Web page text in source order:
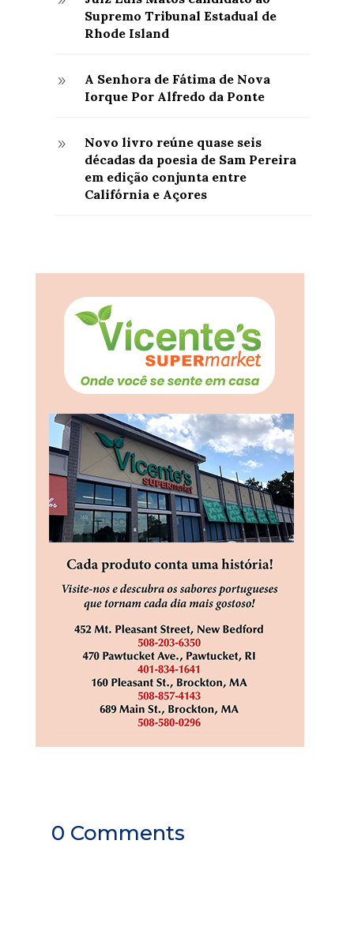
Supremo Tribunal Estadual de
Rhode Island
9
A Senhora de Fátima de Nova
Iorque Por Alfredo da Ponte
9
Novo livro reúne quase seis
décadas da poesia de Sam Pereira
em edição conjunta entre
Califórnia e Açores
0 Comments